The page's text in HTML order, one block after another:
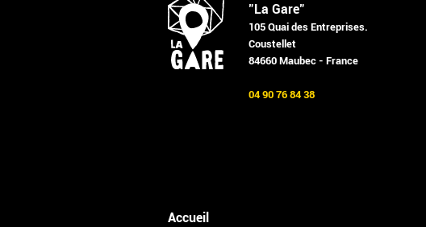
"La Gare"
105 Quai des Entreprises.
Coustellet
84660 Maubec - France
04 90 76 84 38
Accueil